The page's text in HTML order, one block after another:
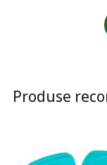
Produse